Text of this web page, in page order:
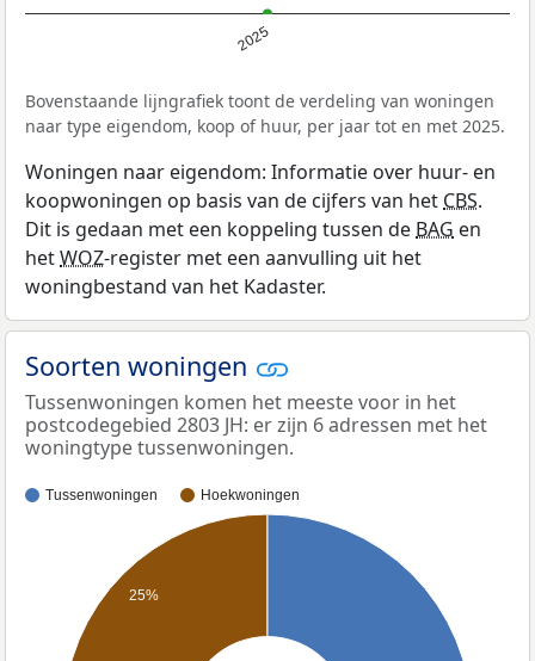
2025
Bovenstaande lijngrafiek toont de verdeling van woningen
naar type eigendom, koop of huur, per jaar tot en met 2025.
Woningen naar eigendom: Informatie over huur- en
koopwoningen op basis van de cijfers van het CBS.
Dit is gedaan met een koppeling tussen de BAG en
hetWOZ-register met een aanvulling uit het
woningbestand van het Kadaster.
Soorten woningen
Tussenwoningen komen het meeste voor in het
postcodegebied 2803 JH: er zijn 6 adressen met het
woningtype tussenwoningen.
Tussenwoningen Hoekwoningen
25%